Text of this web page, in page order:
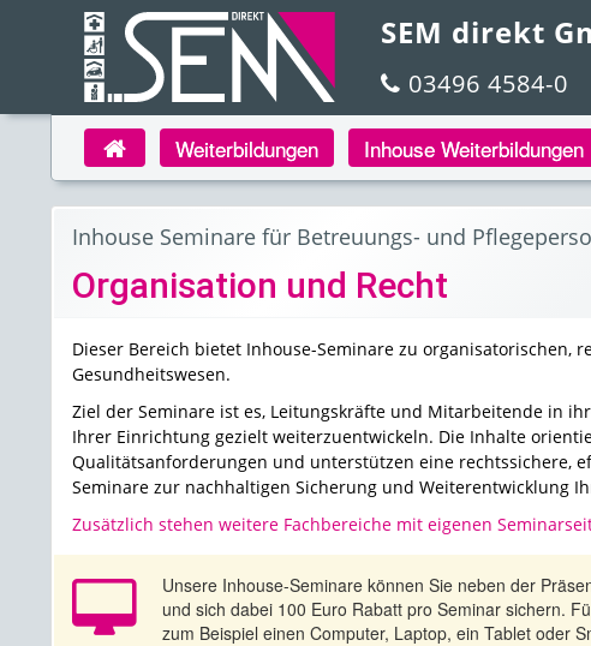
SEM direkt
03496 4584-0
Weiterbildungen Inhouse Weiterbildungen
Inhouse Seminare für Betreuungs- und
Organisation und Recht
Dieser Bereich bietet Inhouse-Seminare zu
Gesundheitswesen.
Ziel der Seminare ist es, Leitungskräfte und Mitarbeitende in
Ihrer Einrichtung gezielt weiterzuentwickeln. Die Inhalte
Qualitätsanforderungen und unterstützen eine rechtssichere,
Seminare zur nachhaltigen Sicherung und Weiterentwicklung
Zusätzlich stehen weitere Fachbereiche mit eigenen
Unsere Inhouse-Seminare können Sie neben der
und sich dabei 100 Euro Rabatt pro Seminar sichern.
zum Beispiel einen Computer, Laptop, ein Tablet oder